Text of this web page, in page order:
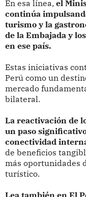
En esa línea, el
continúa
turismo y la
de la Embajada y
en ese país.
Estas iniciativas
Perú como un
mercado
bilateral.
La reactivación de
un paso
conectividad
de beneficios
más oportunidades
turístico.
Lea también en El